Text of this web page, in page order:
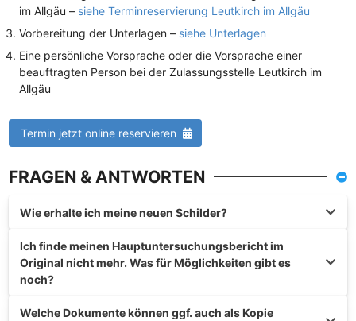
im Allgäu – siehe Terminreservierung Leutkirch im Allgäu
Vorbereitung der Unterlagen – siehe Unterlagen
Eine persönliche Vorsprache oder die Vorsprache einer
beauftragten Person bei der Zulassungsstelle Leutkirch im
Allgäu
Termin jetzt online reservieren
FRAGEN & ANTWORTEN
Wie erhalte ich meine neuen Schilder?
Ich finde meinen Hauptuntersuchungsbericht im
Original nicht mehr. Was für Möglichkeiten gibt es
noch?
Welche Dokumente können ggf. auch als Kopie